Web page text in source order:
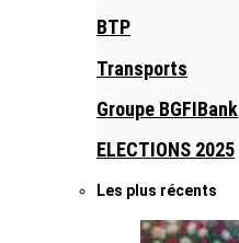
BTP
Transports
Groupe BGFIBank
ELECTIONS 2025
Les plus récents